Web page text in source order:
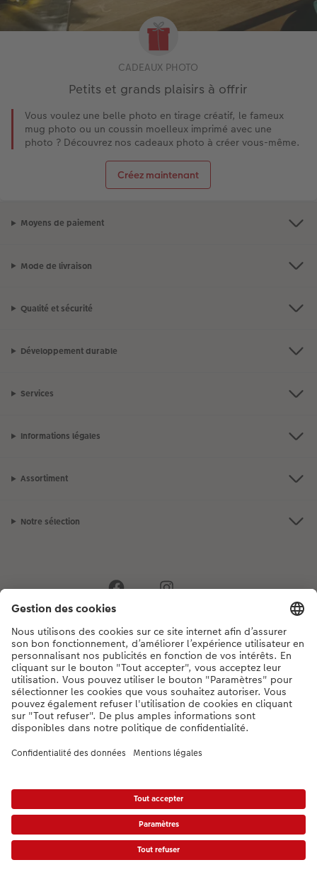
CADEAUX PHOTO
Petits et grands plaisirs à offrir
Vous voulez une belle photo en tirage créatif, le fameux
mug photo ou un coussin moelleux imprimé avec une
photo ? Découvrez nos cadeaux photo à créer vous-même.
Créez maintenant
Moyens de paiement
Mode de livraison
Qualité et sécurité
Développement durable
Services
Informations légales
Assortiment
Notre sélection
Si vous avez des questions concernant nos produits ou votre commande,
n'hésitez pas à nous contacter du lundi au dimanche, de 9h00 à 20h00
(hors jours fériés), au numéro de téléphone044 499 00 12• 7j/7 • de 9h à
20h
DE|FR|IT
* Les PVC incluant la TVA, frais d’expédition supplémentaires (valable également
Protection des données